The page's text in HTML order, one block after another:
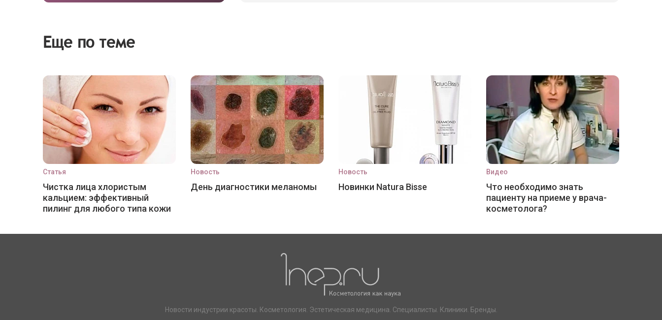
Еще по теме
Статья
Чистка лица хлористым
кальцием: эффективный
пилинг для любого типа кожи
Новость
День диагностики меланомы
Новость
Новинки Natura Bisse
Видео
Что необходимо знать
пациенту на приеме у врача-
косметолога?
Новости индустрии красоты. Косметология. Эстетическая медицина. Специалисты. Клиники. Бренды.